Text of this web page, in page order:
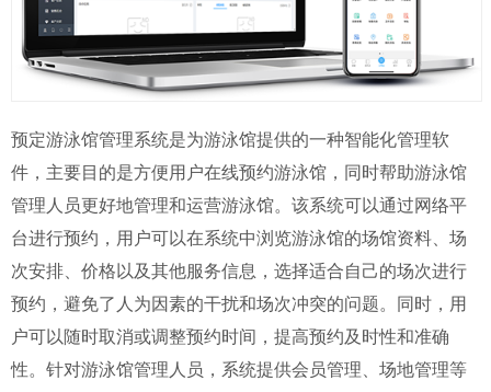
预定游泳馆管理系统是为游泳馆提供的一种智能化管理软
件，主要目的是方便用户在线预约游泳馆，同时帮助游泳馆
管理人员更好地管理和运营游泳馆。该系统可以通过网络平
台进行预约，用户可以在系统中浏览游泳馆的场馆资料、场
次安排、价格以及其他服务信息，选择适合自己的场次进行
预约，避免了人为因素的干扰和场次冲突的问题。同时，用
户可以随时取消或调整预约时间，提高预约及时性和准确
性。针对游泳馆管理人员，系统提供会员管理、场地管理等